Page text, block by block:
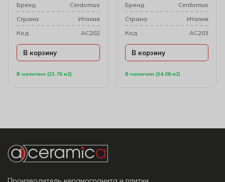
В наличии (23.76 м2)
Бренд
Cerdomus
Cтрана
Италия
Код
AC202
В корзину
В наличии (34.08 м2)
Бренд
Cerdomus
Cтрана
Италия
Код
AC203
В корзину